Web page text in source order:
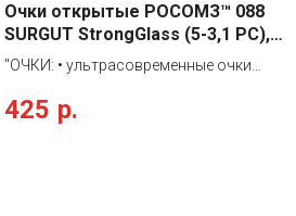
Очки открытые РОСОМЗ™ 088
SURGUT StrongGlass (5-3,1 PС),
18827-5
"ОЧКИ: • ультрасовременные очки
сферическими защитными стеклами из
425 р.